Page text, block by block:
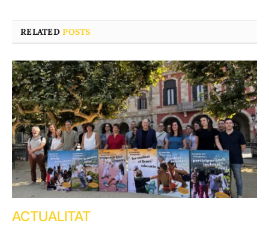
RELATEDPOSTS
ACTUALITAT